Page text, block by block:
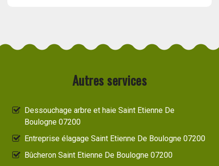
Autres services
Dessouchage arbre et haie Saint Etienne De
Boulogne 07200
Entreprise élagage Saint Etienne De Boulogne 07200
Bûcheron Saint Etienne De Boulogne 07200